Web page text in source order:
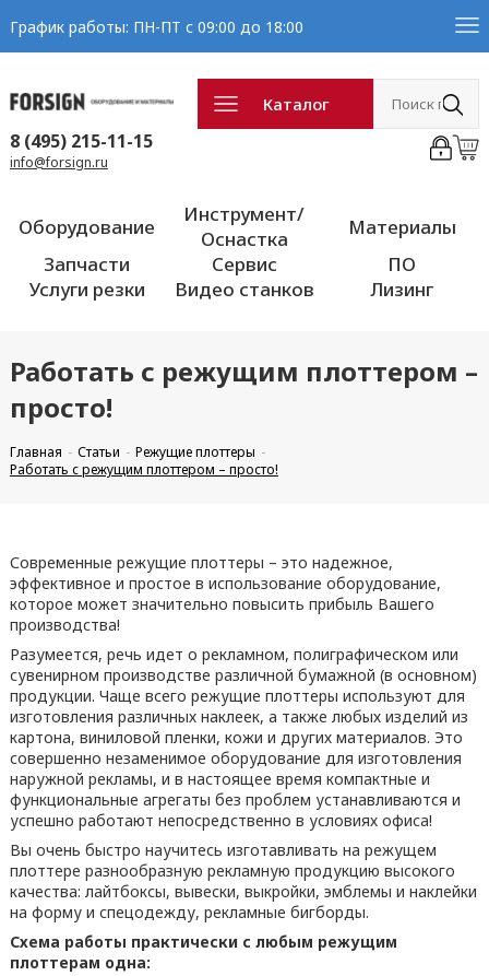
График работы: ПН-ПТ с 09:00 до 18:00
Каталог
8 (495) 215-11-15
info@forsign.ru
Оборудование
Инструмент/
Оснастка
Материалы
Запчасти
Сервис
ПО
Услуги резки
Видео станков Лизинг
Работать с режущим плоттером –
просто!
Главная Статьи
Режущие плоттеры
Работать с режущим плоттером – просто!
Современные режущие плоттеры – это надежное,
эффективное и простое в использование оборудование,
которое может значительно повысить прибыль Вашего
производства!
Разумеется, речь идет о рекламном, полиграфическом или
сувенирном производстве различной бумажной (в основном)
продукции. Чаще всего режущие плоттеры используют для
изготовления различных наклеек, а также любых изделий из
картона, виниловой пленки, кожи и других материалов. Это
совершенно незаменимое оборудование для изготовления
наружной рекламы, и в настоящее время компактные и
функциональные агрегаты без проблем устанавливаются и
успешно работают непосредственно в условиях офиса!
Вы очень быстро научитесь изготавливать на режущем
плоттере разнообразную рекламную продукцию высокого
качества: лайтбоксы, вывески, выкройки, эмблемы и наклейки
на форму и спецодежду, рекламные бигборды.
Схема работы практически с любым режущим
плоттерам одна: